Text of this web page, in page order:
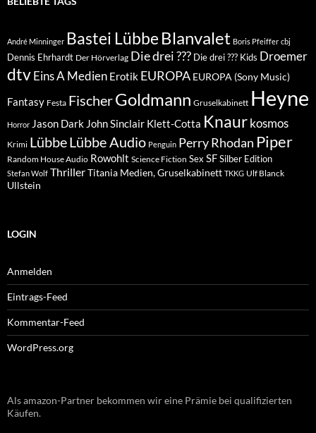
André Minninger Bastei Lübbe Blanvalet Boris Pfeiffer cbj
Dennis Ehrhardt Der Hörverlag Die drei ??? Die drei ??? Kids Droemer
dtvEins A Medien Erotik EUROPA EUROPA (Sony Music)
Fantasy Festa FischerGoldmann Gruselkabinett Heyne
Horror Jason Dark John Sinclair Klett-Cotta Knaur kosmos
Krimi LübbeLübbe Audio Penguin Perry Rhodan Piper
Random House Audio Rowohlt Science Fiction Sex SFSilber Edition
Stefan Wolf ThrillerTitania Medien, Gruselkabinett TKKG Ulf Blanck
Ullstein
LOGIN
Anmelden
Eintrags-Feed
Kommentar-Feed
WordPress.org
Als amazon-Partner bekommen wir eine Prämie bei qualifizierten
Käufen.